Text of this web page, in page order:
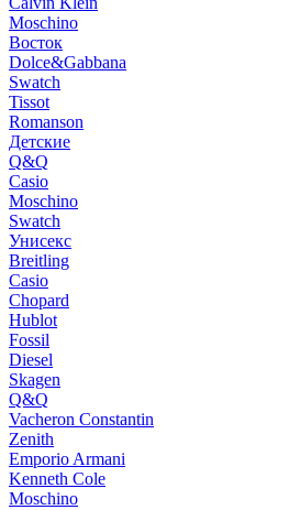
Moschino
Восток
Dolce&Gabbana
Swatch
Tissot
Romanson
Детские
Q&Q
Casio
Moschino
Swatch
Унисекс
Breitling
Casio
Chopard
Hublot
Fossil
Diesel
Skagen
Q&Q
Vacheron Constantin
Zenith
Emporio Armani
Kenneth Cole
Moschino